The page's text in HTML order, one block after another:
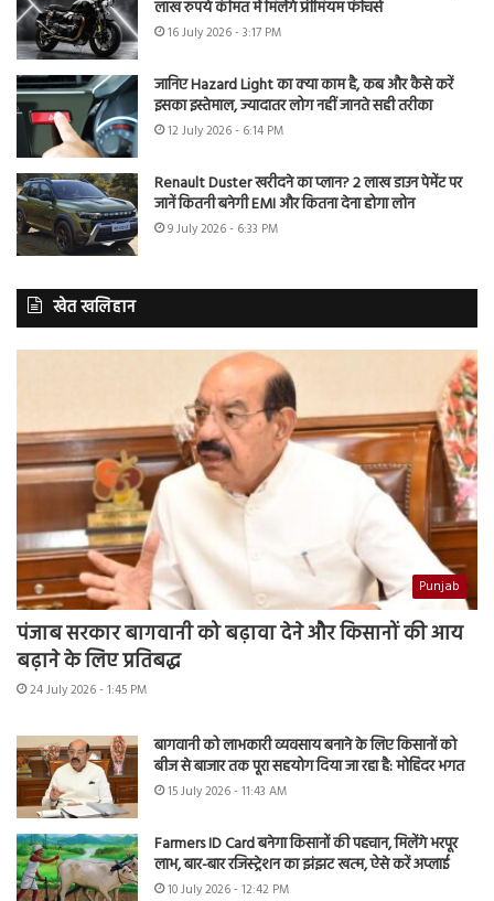
लाख रुपये कीमत में मिलेंगे प्रीमियम फीचर्स
16 July 2026 - 3:17 PM
जानिए Hazard Light का क्या काम है, कब और कैसे करें
इसका इस्तेमाल, ज्यादातर लोग नहीं जानते सही तरीका
12 July 2026 - 6:14 PM
Renault Duster खरीदने का प्लान? 2 लाख डाउन पेमेंट पर
जानें कितनी बनेगी EMI और कितना देना होगा लोन
9 July 2026 - 6:33 PM
खेत खलिहान
Punjab
पंजाब सरकार बागवानी को बढ़ावा देने और किसानों की आय
बढ़ाने के लिए प्रतिबद्ध
24 July 2026 - 1:45 PM
बागवानी को लाभकारी व्यवसाय बनाने के लिए किसानों को
बीज से बाजार तक पूरा सहयोग दिया जा रहा है: मोहिंदर भगत
15 July 2026 - 11:43 AM
Farmers ID Card बनेगा किसानों की पहचान, मिलेंगे भरपूर
लाभ, बार-बार रजिस्ट्रेशन का झंझट खत्म, ऐसे करें अप्लाई
10 July 2026 - 12:42 PM